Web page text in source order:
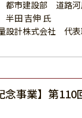
都市建設部 道路
田 吉伸 氏
設計株式会社 代
念事業】第